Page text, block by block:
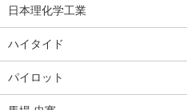
日本理化学工業
ハイタイド
パイロット